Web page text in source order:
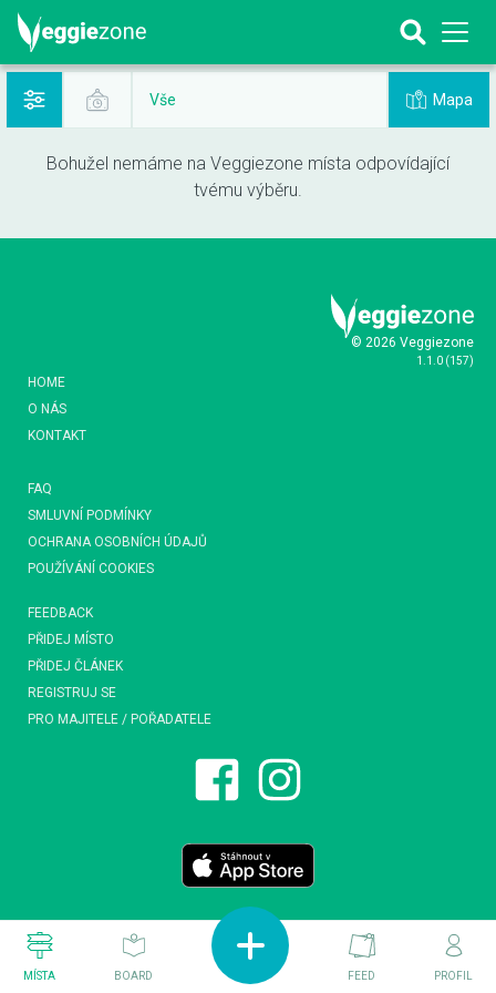
Vše Mapa
Bohužel nemáme na Veggiezone místa odpovídající
tvému výběru.
© 2026 Veggiezone
1.1.0 (157)
HOME
O NÁS
KONTAKT
FAQ
SMLUVNÍ PODMÍNKY
OCHRANA OSOBNÍCH ÚDAJŮ
POUŽÍVÁNÍ COOKIES
FEEDBACK
PŘIDEJ MÍSTO
PŘIDEJ ČLÁNEK
REGISTRUJ SE
PRO MAJITELE / POŘADATELE
MÍSTA BOARD FEED PROFIL